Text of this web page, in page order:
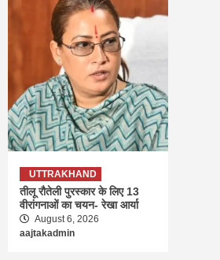
UTTRAKHAND
तीलू रौतेली पुरस्कार के लिए 13
वीरांगनाओं का चयन- रेखा आर्या
August 6, 2026
aajtakadmin